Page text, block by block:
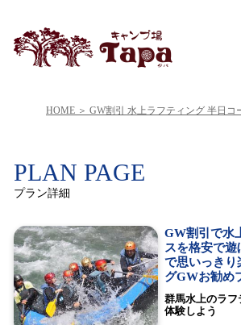
HOME GW割引 水上ラフティング 半日コ
PLAN PAGE
プラン詳細
GW割引で水
スを格安で
で思いっきり
グGWお勧め
群馬水上のラ
体験しよう